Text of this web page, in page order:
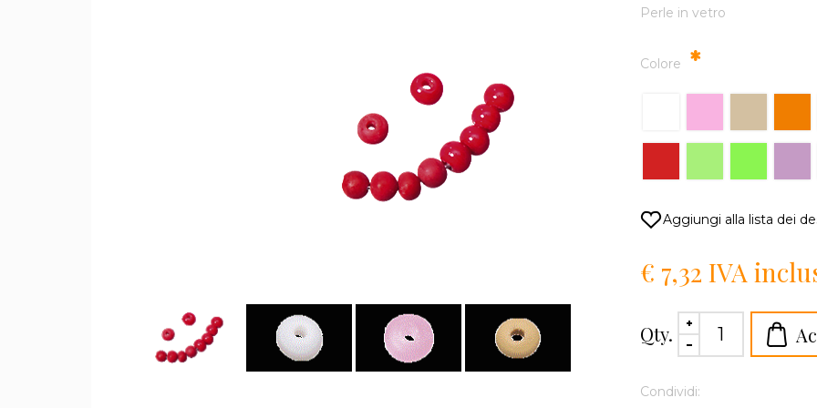
Perle in vetro
Colore *
€ 7,32 IVA
Qty.
Condividi: